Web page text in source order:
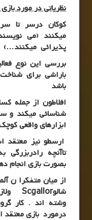
نظریاتی در مورد
کوکان درسر تا
میکنند (می
پذیرائی میکنند…)
بررسی این نوع
باراشی برای
باشد
افلاطون از جمله
شناسائی میکند و
ابزارهای واقعی
ارسطو نیز معتقد
تاآنچه
بصورت بازی انجام
از میان متفکرا ن
درمورد بازی